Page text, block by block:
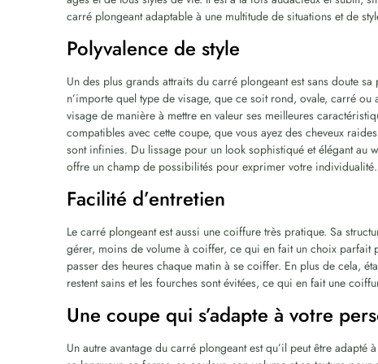
carré plongeant adaptable à une multitude de situations et de
Polyvalence de style
Un des plus grands attraits du carré plongeant est sans doute
n’importe quel type de visage, que ce soit rond, ovale, carré
visage de manière à mettre en valeur ses meilleures
compatibles avec cette coupe, que vous ayez des cheveux
sont infinies. Du lissage pour un look sophistiqué et élégant au
offre un champ de possibilités pour exprimer votre individualité.
Facilité d’entretien
Le carré plongeant est aussi une coiffure très pratique. Sa
gérer, moins de volume à coiffer, ce qui en fait un choix parfait
passer des heures chaque matin à se coiffer. En plus de cela,
restent sains et les fourches sont évitées, ce qui en fait une
Une coupe qui s’adapte à votre
Un autre avantage du carré plongeant est qu’il peut être